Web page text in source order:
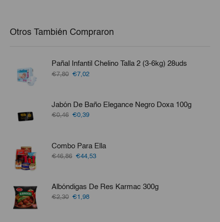
Otros También Compraron
Pañal Infantil Chelino Talla 2 (3-6kg) 28uds
€7,80 El
era:
€7,80.
€7,02El
es:
€7,02.
Jabón De Baño Elegance Negro Doxa 100g
€0,46 El
€0,46.
€0,39El
€0,39.
Combo Para Ella
€46,86 El
era:
€46,86.
€44,53El
es:
€44,53.
Albóndigas De Res Karmac 300g
€2,30 El
€1,98El